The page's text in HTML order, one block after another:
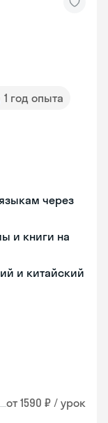
1 год опыта
через
и книги на
и китайский
от 1590 ₽ / урок